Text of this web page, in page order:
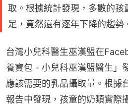
取。根據統計發現，多數的孩
足，竟然還有逐年下降的趨勢
台灣小兒科醫生巫漢盟在
養寶包 - 小兒科巫漢盟醫生」
應該需要的乳品攝取量。根據
報告中發現，孩童的奶類實際